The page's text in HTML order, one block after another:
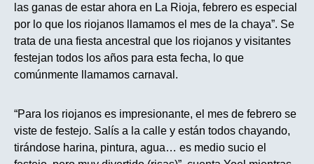
las ganas de estar ahora en La Rioja, febrero es especial
por lo que los riojanos llamamos el mes de la chaya”. Se
trata de una fiesta ancestral que los riojanos y visitantes
festejan todos los años para esta fecha, lo que
comúnmente llamamos carnaval.
“Para los riojanos es impresionante, el mes de febrero se
viste de festejo. Salís a la calle y están todos chayando,
tirándose harina, pintura, agua… es medio sucio el